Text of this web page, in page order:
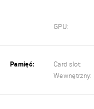
GPU:
Pamięć: Card slot:
Wewnętrzny: